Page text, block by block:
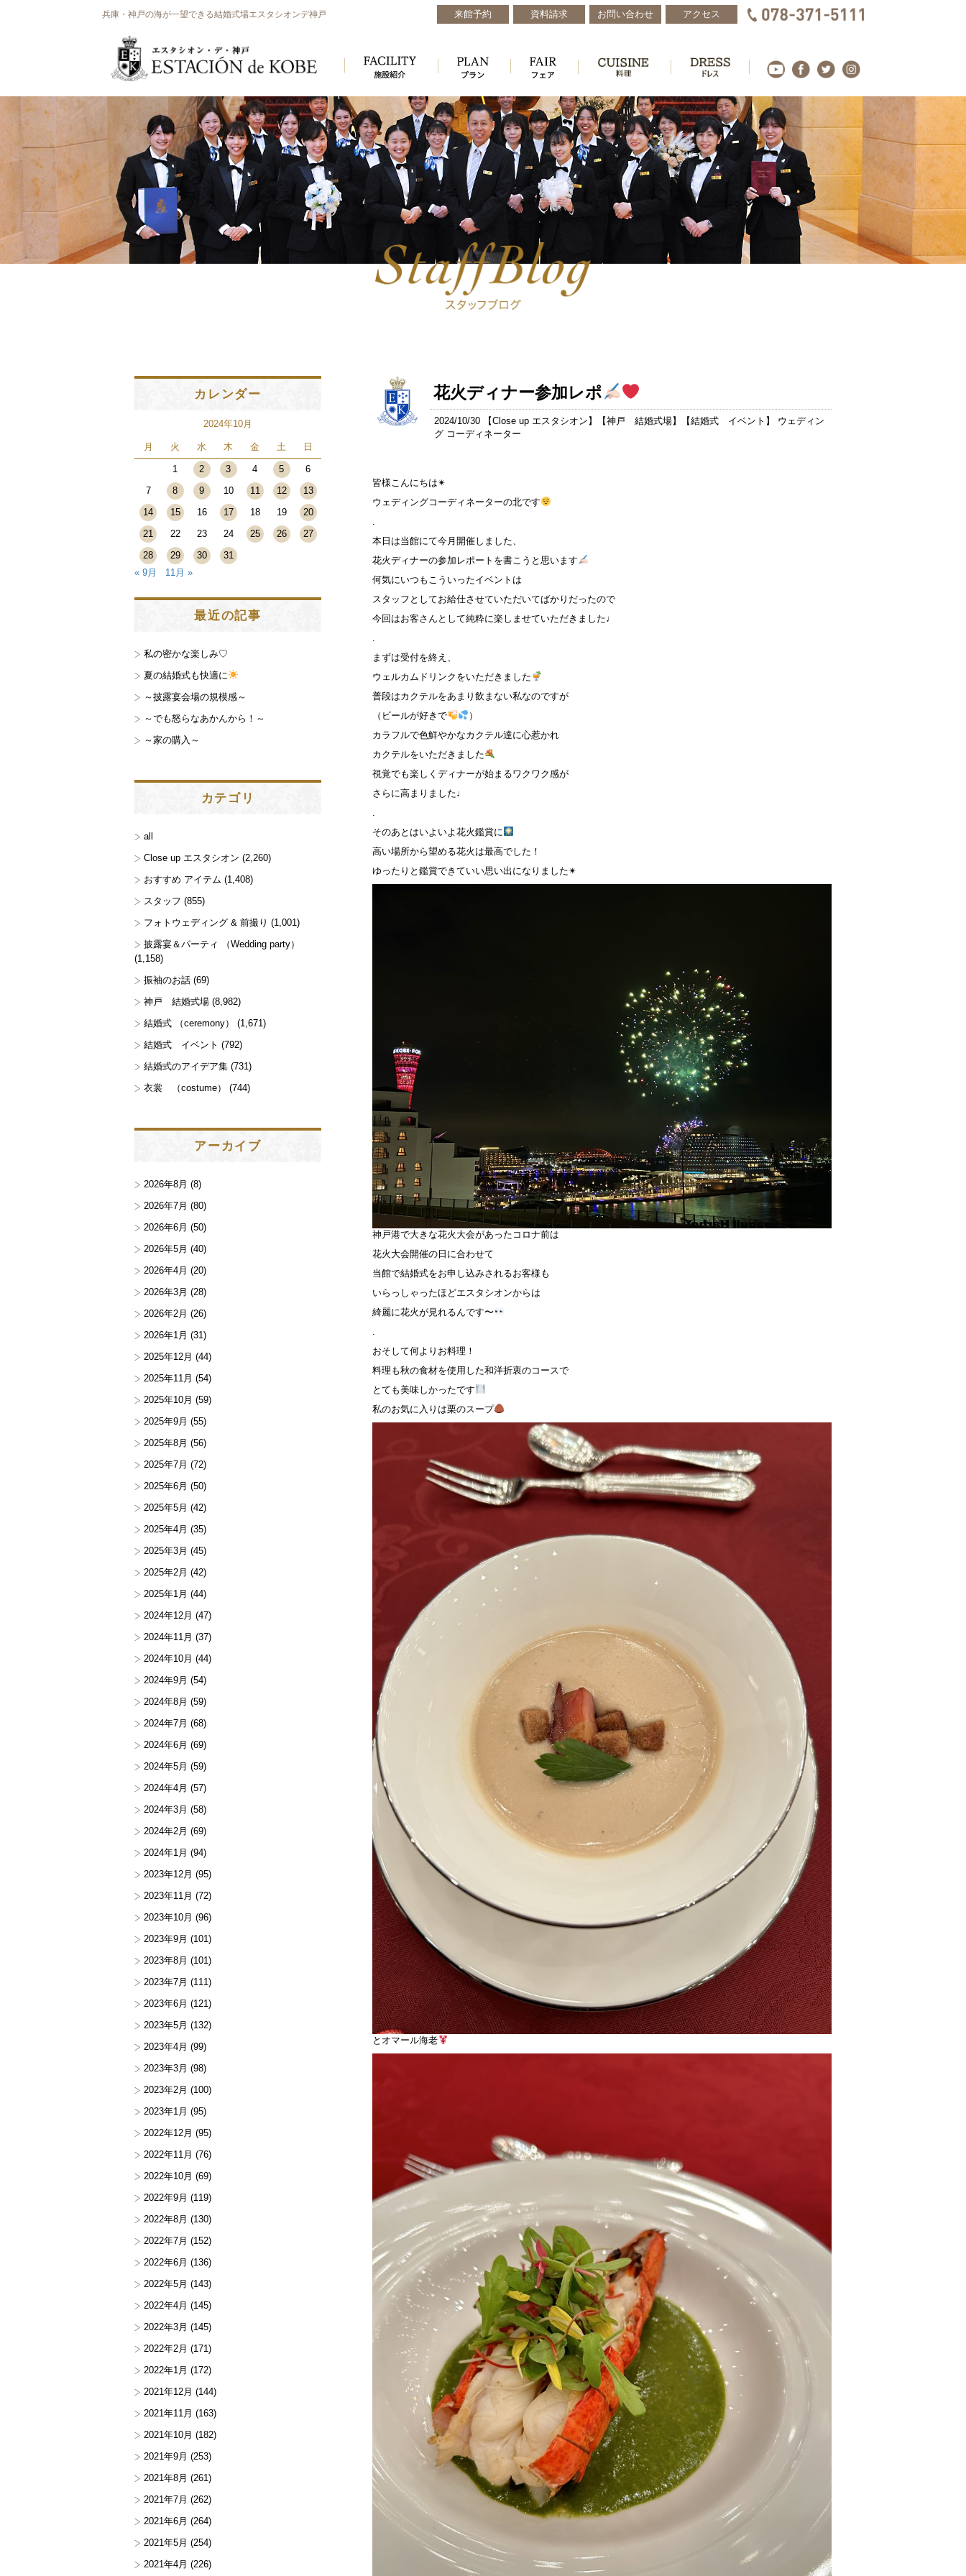
兵庫・神戸の海が一望できる結婚式場エスタシオンデ神戸 来館予約 資料請求 お問い合わせ アクセス
花火ディナー参加レポ
2024/10/30 【Close up エスタシオン】【神戸 結婚式場】【結婚式 イベント 】 ウェディン
グ コーディネーター
皆様こんにちは✴︎
ウェディングコーディネーターの北です
本日は当館にて今月開催しました、
花火ディナーの参加レポートを書こうと思います
何気にいつもこういったイベントは
スタッフとしてお給仕させていただいてばかりだったので
今回はお客さんとして純粋に楽しませていただきました♩
まずは受付を終え、
ウェルカムドリンクをいただきました
普段はカクテルをあまり飲まない私なのですが
（ビールが好きで
）
カラフルで色鮮やかなカクテル達に心惹かれ
カクテルをいただきました
視覚でも楽しくディナーが始まるワクワク感が
さらに高まりました♩
そのあとはいよいよ花火鑑賞に
高い場所から望める花火は最高でした！
ゆったりと鑑賞できていい思い出になりました✴︎
神戸港で大きな花火大会があったコロナ前は
花火大会開催の日に合わせて
当館で結婚式をお申し込みされるお客様も
いらっしゃったほどエスタシオンからは
綺麗に花火が見れるんです〜
おそして何よりお料理！
料理も秋の食材を使用した和洋折衷のコースで
とても美味しかったです
私のお気に入りは栗のスープ
とオマール海老
カレンダー
2024年10月
月 火 水 木 金 土 日
1 2 3 4 5
6
7
8 9 10 11 12
13
14
15 16 17 18 19
20
21
22 23 24 25 26
27
28
29 30
31
« 9月
11月 »
最近の記事
私の密かな楽しみ♡
夏の結婚式も快適に
～披露宴会場の規模感～
～でも怒らなあかんから！～
～家の購入～
カテゴリ
all
Close up エスタシオン (2,260)
おすすめ アイテム (1,408)
スタッフ (855)
フォトウェディング & 前撮り (1,001)
披露宴＆パーティ （Wedding party）
(1,158)
振袖のお話 (69)
神戸 結婚式場 (8,982)
結婚式 （ceremony）
(1,671)
結婚式 イベント (792)
結婚式のアイデア集 (731)
衣裳 （costume）
(744)
アーカイブ
2026年8月 (8)
2026年7月 (80)
2026年6月 (50)
2026年5月 (40)
2026年4月 (20)
2026年3月 (28)
2026年2月 (26)
2026年1月 (31)
2025年12月 (44)
2025年11月 (54)
2025年10月 (59)
2025年9月 (55)
2025年8月 (56)
2025年7月 (72)
2025年6月 (50)
2025年5月 (42)
2025年4月 (35)
2025年3月 (45)
2025年2月 (42)
2025年1月 (44)
2024年12月 (47)
2024年11月 (37)
2024年10月 (44)
2024年9月 (54)
2024年8月 (59)
2024年7月 (68)
2024年6月 (69)
2024年5月 (59)
2024年4月 (57)
2024年3月 (58)
2024年2月 (69)
2024年1月 (94)
2023年12月 (95)
2023年11月 (72)
2023年10月 (96)
2023年9月 (101)
2023年8月 (101)
2023年7月 (111)
2023年6月 (121)
2023年5月 (132)
2023年4月 (99)
2023年3月 (98)
2023年2月 (100)
2023年1月 (95)
2022年12月 (95)
2022年11月 (76)
2022年10月 (69)
2022年9月 (119)
2022年8月 (130)
2022年7月 (152)
2022年6月 (136)
2022年5月 (143)
2022年4月 (145)
2022年3月 (145)
2022年2月 (171)
2022年1月 (172)
2021年12月 (144)
2021年11月 (163)
2021年10月 (182)
2021年9月 (253)
2021年8月 (261)
2021年7月 (262)
2021年6月 (264)
2021年5月 (254)
2021年4月 (226)